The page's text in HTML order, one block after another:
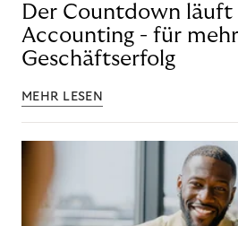
Der Countdown läuft
Accounting - für mehr
Geschäftserfolg
MEHR LESEN